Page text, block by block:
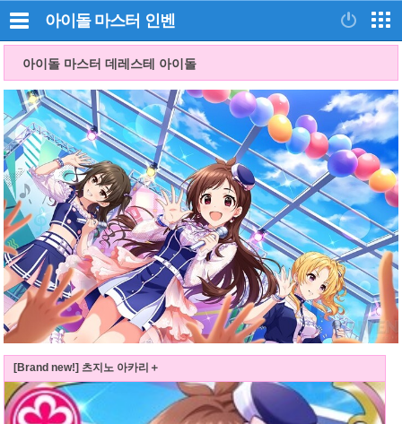
아이돌 마스터 인벤
아이돌 마스터 데레스테 아이돌
[Brand new!] 츠지노 아카리＋